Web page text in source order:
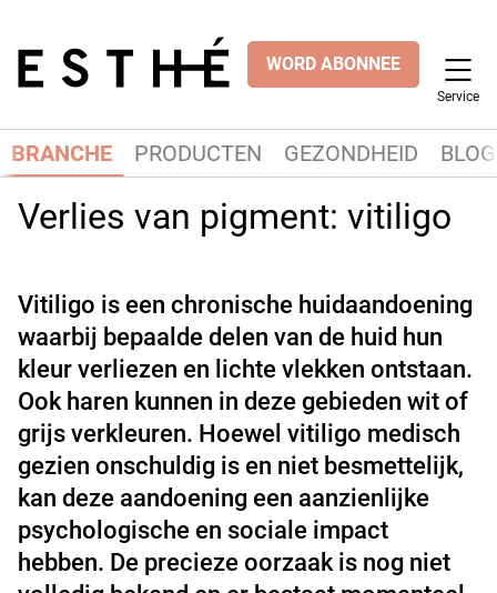
WORD ABONNEE
Service
BRANCHE PRODUCTEN GEZONDHEID
Verlies van pigment: vitiligo
Vitiligo is een chronische huidaandoening
waarbij bepaalde delen van de huid hun
kleur verliezen en lichte vlekken ontstaan.
Ook haren kunnen in deze gebieden wit of
grijs verkleuren. Hoewel vitiligo medisch
gezien onschuldig is en niet besmettelijk,
kan deze aandoening een aanzienlijke
psychologische en sociale impact
hebben. De precieze oorzaak is nog niet